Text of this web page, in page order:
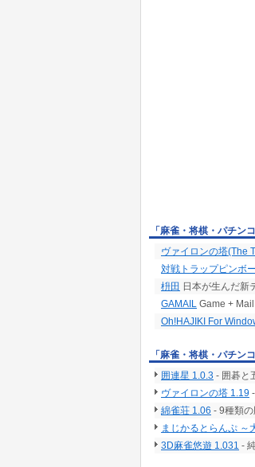
「麻雀・将棋・パチン
ヴァイロンの塔(The
対戦トラップピンボ
枡田 日本が生んだ新
GAMAIL Game +
Oh!HAJIKI For
「麻雀・将棋・パチン
囲連星 1.0.3 - 囲碁と
ヴァイロンの塔 1.19
綿雀荘 1.06 - 9種類
まじかるとらんぷ ～
3D麻雀悠遊 1.031 -